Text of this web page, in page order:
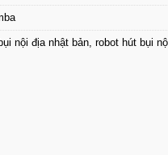
nội địa nhật bản, robot hút bụi